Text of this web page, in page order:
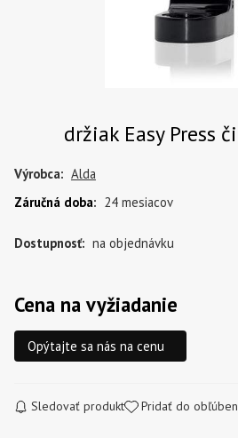
držiak Easy Press
Výrobca: Alda
Záručná doba: 24 mesiacov
Dostupnosť: na objednávku
Cena na vyžiadanie
Opýtajte sa nás na cenu
Sledovať produkt Pridať do